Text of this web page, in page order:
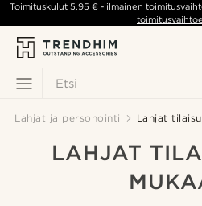
Etsi
Toimituskulut5,95 € - ilmainen
Lahjat ja personointi Lahjat
LAHJAT